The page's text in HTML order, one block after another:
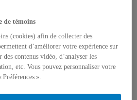
CULTURE
DU MUR
de témoins
(cookies) afin de collecter des
d’améliorer votre expérience sur
des contenus vidéo, d’analyser les
etc. Vous pouvez personnaliser votre
».